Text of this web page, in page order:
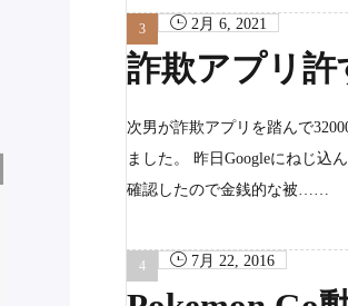
2月 6, 2021
詐欺アプリ許
次男が詐欺アプリを踏んで
ました。 昨日Googleにねじ込
確認したので金銭的な被……
7月 22, 2016